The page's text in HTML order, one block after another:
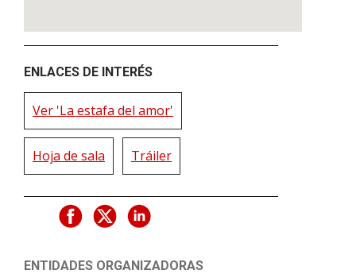
ENLACES DE INTERÉS
Ver 'La estafa del amor'
Hoja de sala Tráiler
ENTIDADES ORGANIZADORAS